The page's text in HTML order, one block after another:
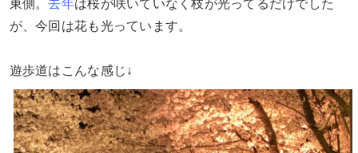
東側。去年は桜が咲いていなく枝が光ってるだけでした
が、今回は花も光っています。
遊歩道はこんな感じ↓